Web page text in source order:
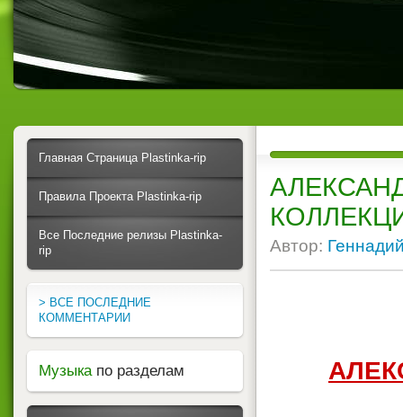
Автор:
Главная Страница Plastinka-rip
Правила Проекта Plastinka-rip
Все Последние релизы Plastinka-
rip
> ВСЕ ПОСЛЕДНИЕ
КОММЕНТАРИИ
Музыка по разделам